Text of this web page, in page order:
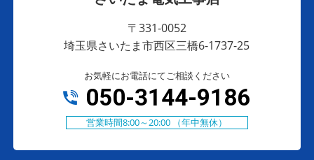
〒331-0052
埼玉県さいたま市西区三橋6-1737-25
お気軽にお電話にてご相談ください
050-3144-9186
営業時間8:00～20:00 （年中無休）